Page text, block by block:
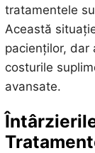
tratamentele
Această
pacienților, dar
costurile
avansate.